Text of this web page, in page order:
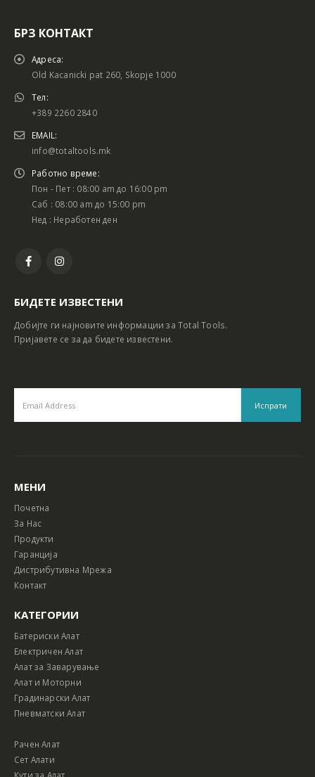
БРЗ КОНТАКТ
Адреса:
Old Kacanicki pat 260, Skopje 1000
Тел:
+389 2260 2840
EMAIL:
info@totaltools.mk
Работно време:
Пон - Пет : 08:00 am до 16:00 pm
Саб : 08:00 am до 15:00 pm
Нед : Неработен ден
БИДЕТЕ ИЗВЕСТЕНИ
Добијте ги најновите информации за Total Tools.
Пријавете се за да бидете известени.
МЕНИ
Почетна
За Нас
Продукти
Гаранција
Дистрибутивна Мрежа
Контакт
КАТЕГОРИИ
Батериски Алат
Електричен Алат
Алат за Заварување
Алат и Моторни
Градинарски Алат
Пневматски Алат
Рачен Алат
Сет Алати